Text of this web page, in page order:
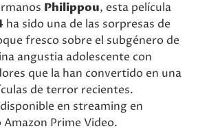
Philippou, esta película
ha sido una de las sorpresas de
fresco sobre el subgénero de
angustia adolescente con
que la han convertido en una
de terror recientes.
en streaming en
Prime Video​.